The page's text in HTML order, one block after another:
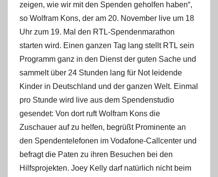
zeigen, wie wir mit den Spenden geholfen haben“,
so Wolfram Kons, der am 20. November live um 18
Uhr zum 19. Mal den RTL-Spendenmarathon
starten wird. Einen ganzen Tag lang stellt RTL sein
Programm ganz in den Dienst der guten Sache und
sammelt über 24 Stunden lang für Not leidende
Kinder in Deutschland und der ganzen Welt. Einmal
pro Stunde wird live aus dem Spendenstudio
gesendet: Von dort ruft Wolfram Kons die
Zuschauer auf zu helfen, begrüßt Prominente an
den Spendentelefonen im Vodafone-Callcenter und
befragt die Paten zu ihren Besuchen bei den
Hilfsprojekten. Joey Kelly darf natürlich nicht beim